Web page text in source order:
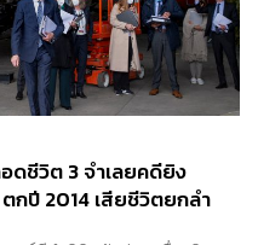
ดชีวิต 3 จำเลยคดียิง
ตกปี 2014 เสียชีวิตยกลำ